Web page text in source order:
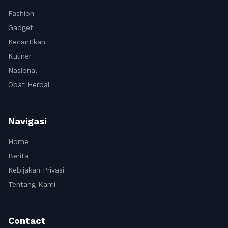
Fashion
Gadget
Kecantikan
Kuliner
Nasional
Obat Herbal
Navigasi
Home
Berita
Kebijakan Privasi
Tentang Kami
Contact